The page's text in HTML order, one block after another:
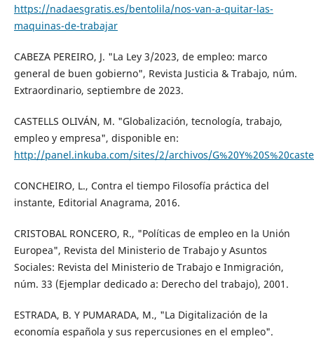
https://nadaesgratis.es/bentolila/nos-van-a-quitar-las-
maquinas-de-trabajar
CABEZA PEREIRO, J. "La Ley 3/2023, de empleo: marco
general de buen gobierno", Revista Justicia & Trabajo, núm.
Extraordinario, septiembre de 2023.
CASTELLS OLIVÁN, M. "Globalización, tecnología, trabajo,
empleo y empresa", disponible en:
http://panel.inkuba.com/sites/2/archivos/
CONCHEIRO, L., Contra el tiempo Filosofía práctica del
instante, Editorial Anagrama, 2016.
CRISTOBAL RONCERO, R., "Políticas de empleo en la Unión
Europea", Revista del Ministerio de Trabajo y Asuntos
Sociales: Revista del Ministerio de Trabajo e Inmigración,
núm. 33 (Ejemplar dedicado a: Derecho del trabajo), 2001.
ESTRADA, B. Y PUMARADA, M., "La Digitalización de la
economía española y sus repercusiones en el empleo".